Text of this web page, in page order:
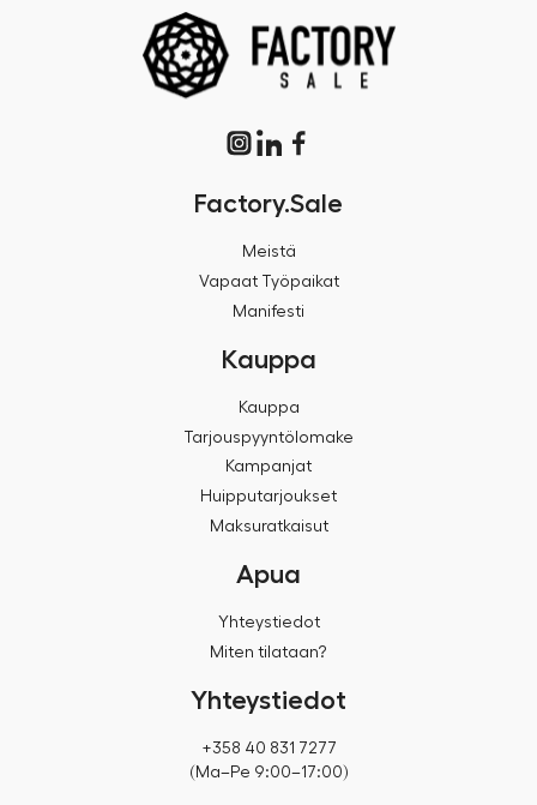
Factory.Sale
Meistä
Vapaat Työpaikat
Manifesti
Kauppa
Kauppa
Tarjouspyyntölomake
Kampanjat
Huipputarjoukset
Maksuratkaisut
Apua
Yhteystiedot
Miten tilataan?
Yhteystiedot
+358 40 831 7277
(Ma–Pe 9:00–17:00)